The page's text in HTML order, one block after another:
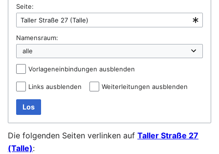
Seite:
Namensraum:
Vorlageneinbindungen ausblenden
Links ausblenden Weiterleitungen ausblenden
Los
Die folgenden Seiten verlinken auf Taller Straße 27
(Talle):